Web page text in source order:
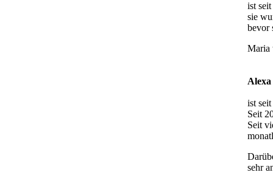
ist
sie
bevor
Maria
Alexa
ist
Seit
Seit
sehr